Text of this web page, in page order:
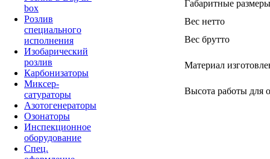
box
Розлив
специального
исполнения
Изобарический
розлив
Карбонизаторы
Миксер-
сатураторы
Азотогенераторы
Озонаторы
Инспекционное
оборудование
Спец.
Габаритные
Вес нетто
Вес брутто
Материал
Высота работы для